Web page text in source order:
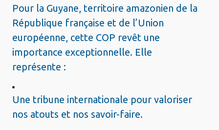
Pour la Guyane, territoire amazonien de la
République française et de l’Union
européenne, cette COP revêt une
importance exceptionnelle. Elle
représente :
Une tribune internationale pour valoriser
nos atouts et nos savoir-faire.